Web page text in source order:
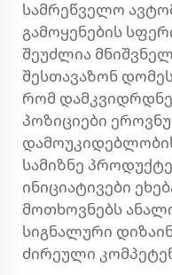
სამრეწველო
გამოყენების
შეუძლია
შესთავაზონ
რომ
პოზიციები
სამიზნე
ინიციატივები
მოთხოვნებს
სიგნალური
ძირეული